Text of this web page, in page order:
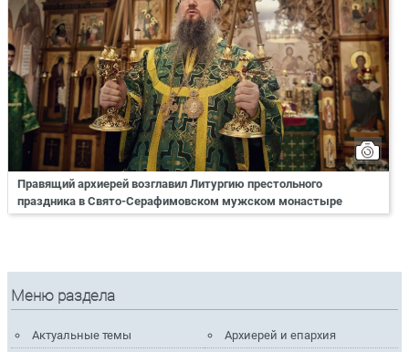
Правящий архиерей возглавил Литургию престольного
праздника в Свято-Серафимовском мужском монастыре
Меню раздела
Актуальные темы
Архиерей и епархия